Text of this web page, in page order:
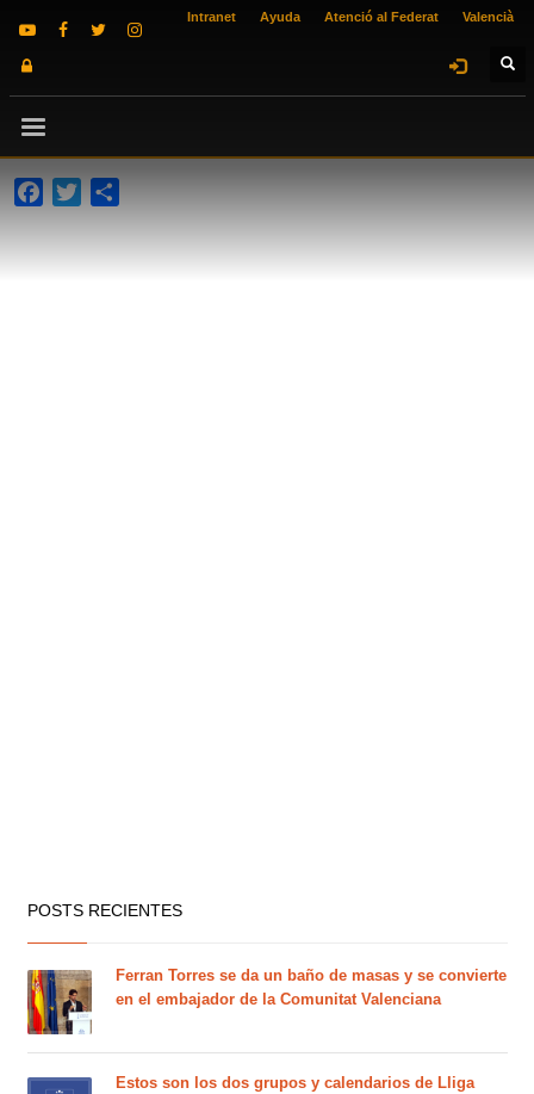
Intranet Ayuda Atenció al Federat Valencià
Facebook
Twitter
POSTS RECIENTES
Ferran Torres se da un baño de masas y se convierte
en el embajador de la Comunitat Valenciana
Estos son los dos grupos y calendarios de Lliga